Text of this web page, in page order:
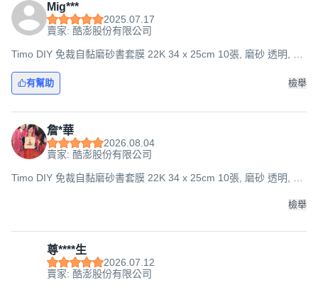
Mig***
2025.07.17
賣家: 酷澎股份有限公司
Timo DIY 免裁自黏磨砂書套膜 22K 34 x 25cm 10張, 磨砂 透明, 1
有幫助 檢舉
詹*華
2026.08.04
賣家: 酷澎股份有限公司
Timo DIY 免裁自黏磨砂書套膜 22K 34 x 25cm 10張, 磨砂 透明, 1
檢舉
尊****生
2026.07.12
賣家: 酷澎股份有限公司